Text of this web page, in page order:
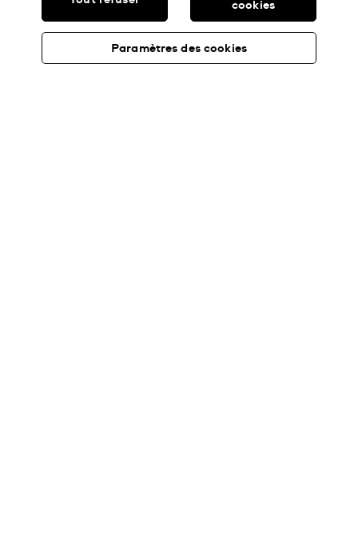
Paramètres des cookies
cookies